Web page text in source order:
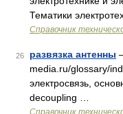
Тематики
Справочник
26 развязка антенны
media.ru/glossary/
электросвязь,
decoupling …
Справочник